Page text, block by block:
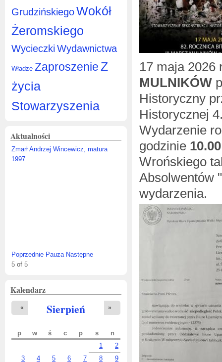
GrudzińskiegoWokół
Żeromskiego
Wycieczki Wydawnictwa
Władze ZaproszenieZ
życia
Stowarzyszenia
Aktualności
Zmarł Andrzej Wincewicz, matura
1997
Poprzednie Pauza Następne
5 of 5
Kalendarz
Sierpień
« »
p w ś c p s
n
1
2
3
4 5 6 7 8
9
17 maja
MULNIKÓW
Historyczny
Historycznej
Wydarzenie
godzinie 10.00
Wrońskiego
Absolwentów
wydarzenia.